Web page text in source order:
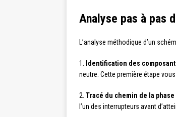
Analyse pas à pas
L’analyse méthodique d’un
1. Identification des
neutre. Cette première étape
2. Tracé du chemin de la phase
l’un des interrupteurs avant